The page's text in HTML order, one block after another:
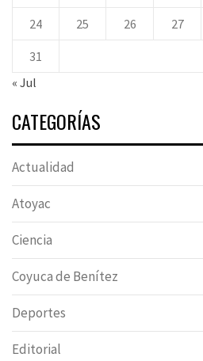
24 25 26 27
31
« Jul
CATEGORÍAS
Actualidad
Atoyac
Ciencia
Coyuca de Benítez
Deportes
Editorial